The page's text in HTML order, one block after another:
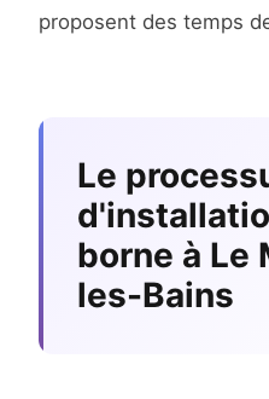
proposent des temps
Le
borne à Le
les-Bains